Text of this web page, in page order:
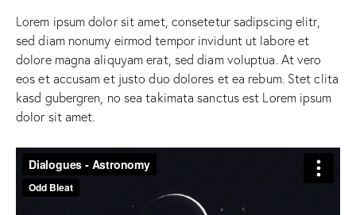
Lorem ipsum dolor sit amet, consetetur sadipscing elitr,
sed diam nonumy eirmod tempor invidunt ut labore et
dolore magna aliquyam erat, sed diam voluptua. At vero
eos et accusam et justo duo dolores et ea rebum. Stet clita
kasd gubergren, no sea takimata sanctus est Lorem ipsum
dolor sit amet.